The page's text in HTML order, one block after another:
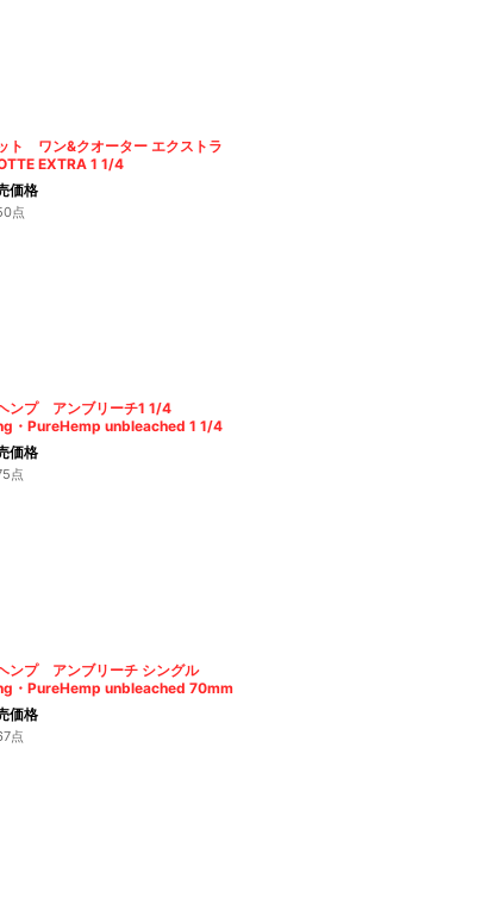
ト ワン&クオーター エクストラ
EXTRA 1 1/4
価格
点
ンプ アンブリーチ1 1/4
・PureHemp unbleached 1 1/4
価格
点
ンプ アンブリーチ シングル
・PureHemp unbleached 70mm
価格
点